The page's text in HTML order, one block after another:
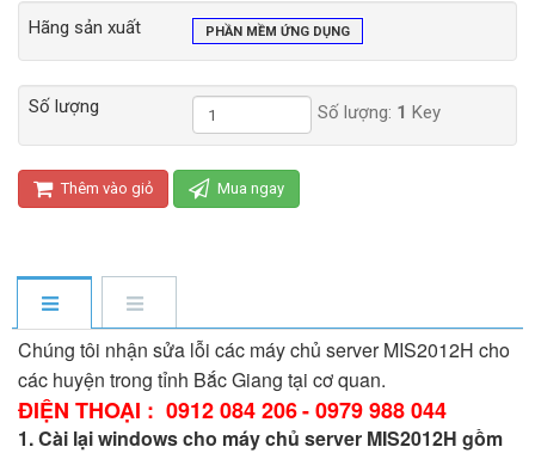
Hãng sản xuất PHẦN MỀM ỨNG DỤNG
Số lượng Số lượng: 1 Key
Thêm vào giỏ Mua ngay
Chúng tôi nhận sửa lỗi các máy chủ server MIS2012H cho
các huyện trong tỉnh Bắc Giang tại cơ quan.
ĐIỆN THOẠI : 0912 084 206-0979 988 044
1. Cài lại windows cho máy chủ server MIS2012H gồm